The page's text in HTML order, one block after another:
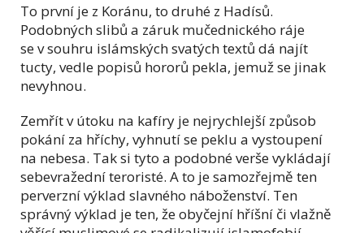
To první je z Koránu, to druhé z Hadísů.
Podobných slibů a záruk mučednického ráje
se v souhru islámských svatých textů dá najít
tucty, vedle popisů hororů pekla, jemuž se jinak
nevyhnou.
Zemřít v útoku na kafíry je nejrychlejší způsob
pokání za hříchy, vyhnutí se peklu a vystoupení
na nebesa. Tak si tyto a podobné verše vykládají
sebevražední teroristé. A to je samozřejmě ten
perverzní výklad slavného náboženství. Ten
správný výklad je ten, že obyčejní hříšní či vlažně